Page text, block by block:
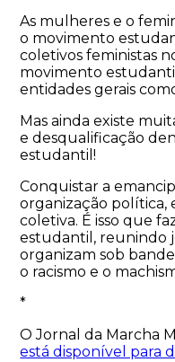
As mulheres e o
o movimento
coletivos feministas
movimento
entidades gerais
Mas ainda existe
e desqualificação
estudantil!
Conquistar a
organização política,
coletiva. É isso que
estudantil, reunindo
organizam sob
o racismo e o
*
O Jornal da Marcha
está disponível para